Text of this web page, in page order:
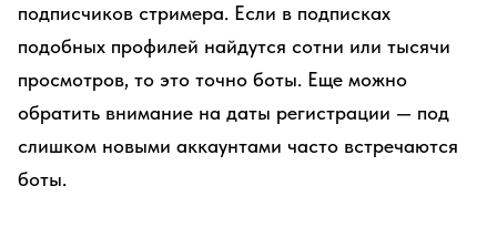
подписчиков стримера. Если в подписках
подобных профилей найдутся сотни или тысячи
просмотров, то это точно боты. Еще можно
обратить внимание на даты регистрации — под
слишком новыми аккаунтами часто встречаются
боты.